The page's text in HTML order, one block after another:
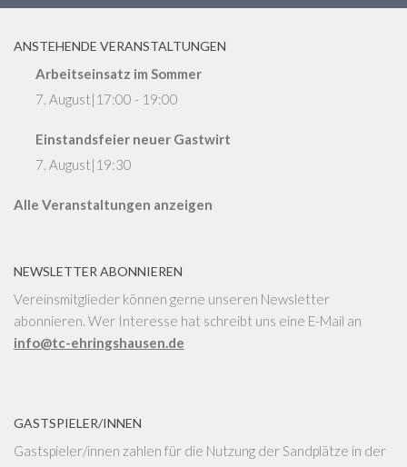
ANSTEHENDE VERANSTALTUNGEN
Arbeitseinsatz im Sommer
7. August|17:00 - 19:00
Einstandsfeier neuer Gastwirt
7. August|19:30
Alle Veranstaltungen anzeigen
NEWSLETTER ABONNIEREN
Vereinsmitglieder können gerne unseren Newsletter
abonnieren. Wer Interesse hat schreibt uns eine E-Mail an
info@tc-ehringshausen.de
GASTSPIELER/INNEN
Gastspieler/innen zahlen für die Nutzung der Sandplätze in der